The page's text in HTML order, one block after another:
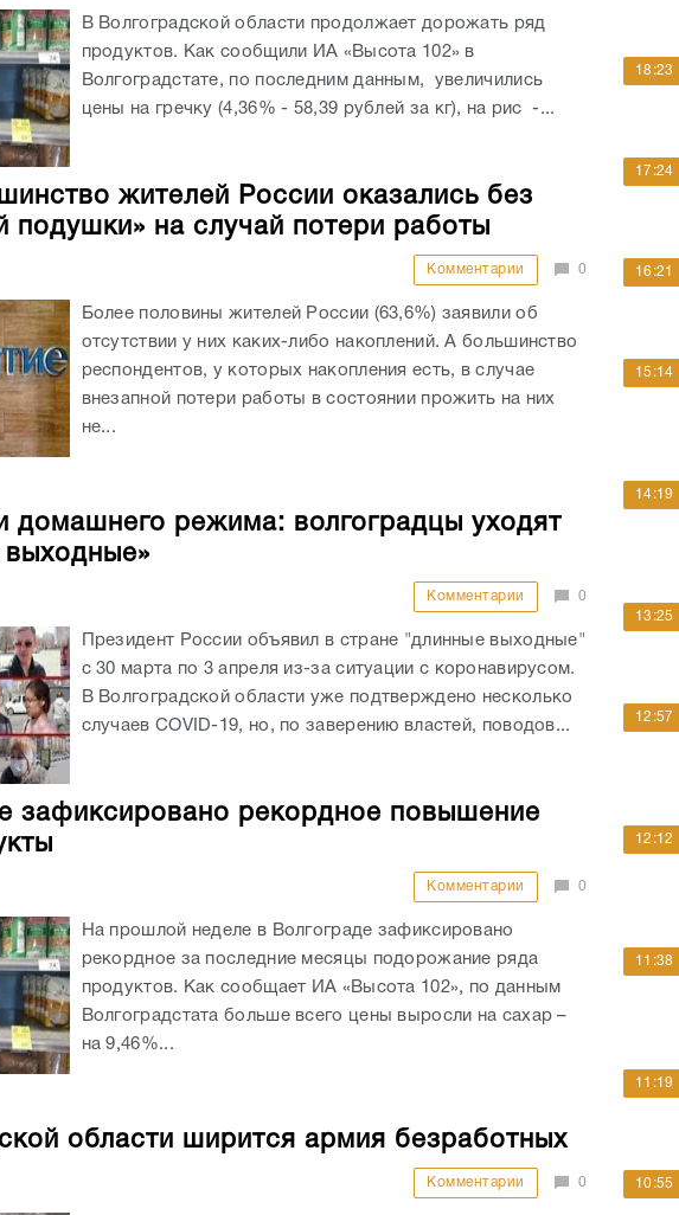
В Волгоградской области продолжает дорожать ряд
продуктов. Как сообщили ИА «Высота 102» в
Волгоградстате, по последним данным, увеличились
цены на гречку (4,36% - 58,39 рублей за кг), на рис -...
жителей России оказались без
подушки» на случай потери работы
Комментарии 0
Более половины жителей России (63,6%) заявили об
отсутствии у них каких-либо накоплений. А большинство
респондентов, у которых накопления есть, в случае
внезапной потери работы в состоянии прожить на них
не...
домашнего режима: волгоградцы уходят
выходные»
Комментарии 0
Президент России объявил в стране "длинные выходные"
с 30 марта по 3 апреля из-за ситуации с коронавирусом.
В Волгоградской области уже подтверждено несколько
случаев COVID-19, но, по заверению властей, поводов...
зафиксировано рекордное повышение
Комментарии 0
На прошлой неделе в Волгограде зафиксировано
рекордное за последние месяцы подорожание ряда
продуктов. Как сообщает ИА «Высота 102», по данным
Волгоградстата больше всего цены выросли на сахар –
на 9,46%...
области ширится армия безработных
Комментарии 0
18:23
17:24
16:21
15:14
14:19
13:25
12:57
12:12
11:38
11:19
10:55